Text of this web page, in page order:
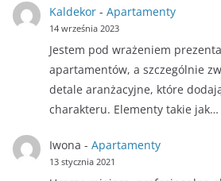
Kaldekor- Apartamenty
14 września 2023
Jestem pod wrażeniem
apartamentów, a szczególnie
detale aranżacyjne, które
charakteru. Elementy takie jak…
Iwona - Apartamenty
13 stycznia 2021